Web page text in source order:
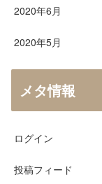
2020年6月
2020年5月
メタ情報
ログイン
投稿フィード